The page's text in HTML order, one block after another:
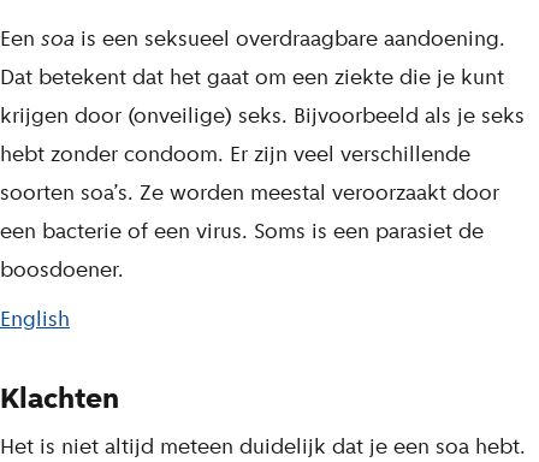
L
i
j
s
t
Een soa is een seksueel overdraagbare aandoening.
Dat betekent dat het gaat om een ziekte die je kunt
krijgen door (onveilige) seks. Bijvoorbeeld als je seks
hebt zonder condoom. Er zijn veel verschillende
soorten soa’s. Ze worden meestal veroorzaakt door
een bacterie of een virus. Soms is een parasiet de
boosdoener.
English
Klachten
Het is niet altijd meteen duidelijk dat je een soa hebt.